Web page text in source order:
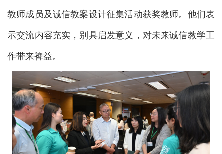
教师成员及诚信教案设计征集活动获奖教师。他们表
示交流内容充实，别具启发意义，对未来诚信教学工
作带来裨益。